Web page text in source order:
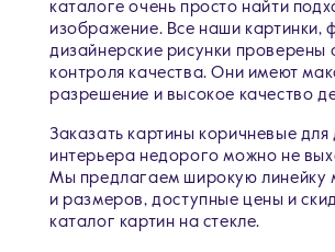
каталоге очень просто найти
изображение. Все наши картинки,
дизайнерские рисунки проверены
контроля качества. Они имеют
разрешение и высокое качество
Заказать картины коричневые для
интерьера недорого можно не
Мы предлагаем широкую линейку
и размеров, доступные цены и
каталог картин на стекле.